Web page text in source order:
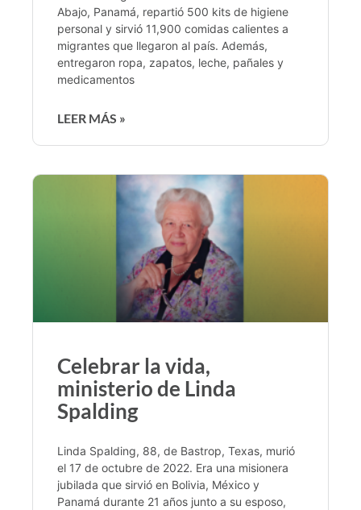
Abajo, Panamá, repartió 500 kits de higiene
personal y sirvió 11,900 comidas calientes a
migrantes que llegaron al país. Además,
entregaron ropa, zapatos, leche, pañales y
medicamentos
LEER MÁS »
Celebrar la vida,
ministerio de Linda
Spalding
Linda Spalding, 88, de Bastrop, Texas, murió
el 17 de octubre de 2022. Era una misionera
jubilada que sirvió en Bolivia, México y
Panamá durante 21 años junto a su esposo,